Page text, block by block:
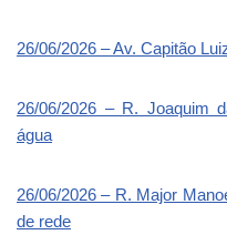
26/06/2026 – Av. Capitão
26/06/2026 – R. Joaquim
água
26/06/2026 – R. Major
de rede